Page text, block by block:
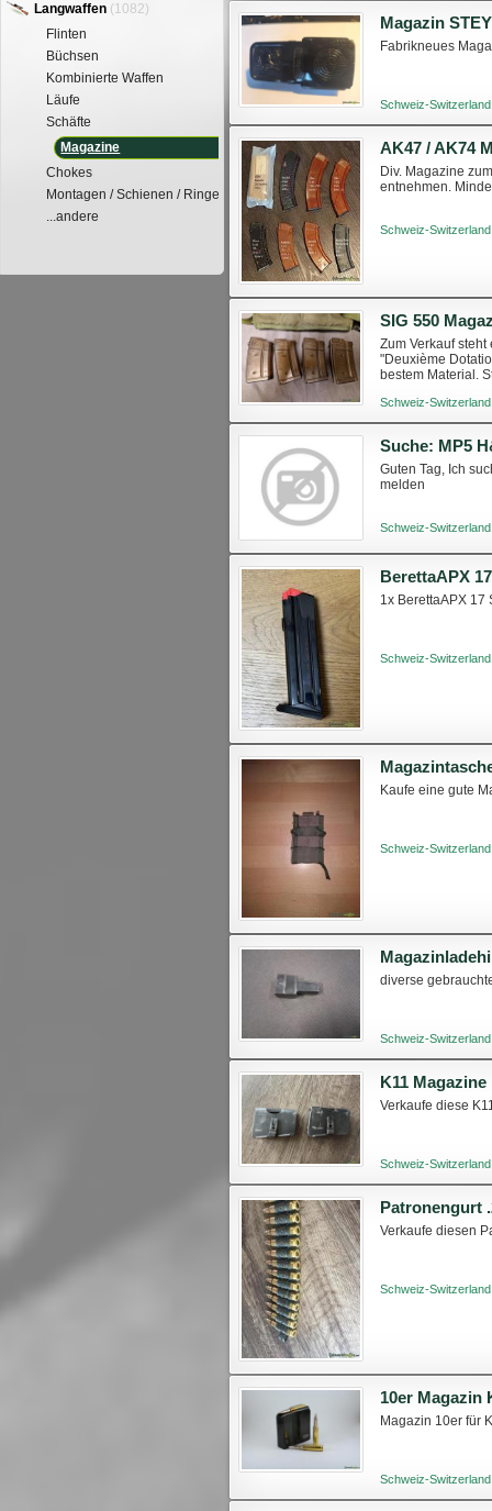
Magazin
Fabrikneues
Schweiz-
AK47 / AK74
Div. Magazine
entnehmen.
Schweiz-
SIG 550
Zum Verkauf
"Deuxième
bestem Material.
Schweiz-
Guten Tag, Ich
melden
Schweiz-
BerettaAPX
1x BerettaAPX 17
Schweiz-
Kaufe eine gute
Schweiz-
diverse
Schweiz-
K11 Magazine
Verkaufe diese
Schweiz-
Patronengurt
Verkaufe diesen
Schweiz-
10er Magazin
Magazin 10er für
Schweiz-
Langwaffen (1082)
Flinten
Büchsen
Kombinierte Waffen
Läufe
Schäfte
Magazine
Chokes
Montagen / Schienen / Ringe
...andere